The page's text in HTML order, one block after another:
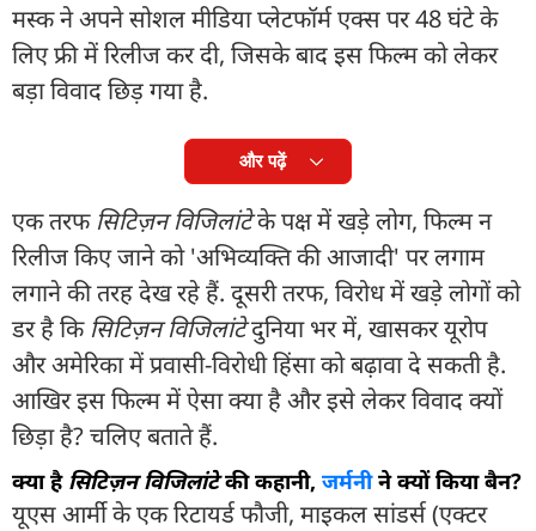
मस्क ने अपने सोशल मीडिया प्लेटफॉर्म एक्स पर 48 घंटे के
लिए फ्री में रिलीज कर दी, जिसके बाद इस फिल्म को लेकर
बड़ा विवाद छिड़ गया है.
और पढ़ें
एक तरफ सिटिज़न विजिलांटेके पक्ष में खड़े लोग, फिल्म न
रिलीज किए जाने को 'अभिव्यक्ति की आजादी' पर लगाम
लगाने की तरह देख रहे हैं. दूसरी तरफ, विरोध में खड़े लोगों को
डर है कि सिटिज़न विजिलांटेदुनिया भर में, खासकर यूरोप
और अमेरिका में प्रवासी-विरोधी हिंसा को बढ़ावा दे सकती है.
आखिर इस फिल्म में ऐसा क्या है और इसे लेकर विवाद क्यों
छिड़ा है? चलिए बताते हैं.
क्या है सिटिज़न विजिलांटेकी कहानी, जर्मनीने क्यों किया बैन?
यूएस आर्मी के एक रिटायर्ड फौजी, माइकल सांडर्स (एक्टर